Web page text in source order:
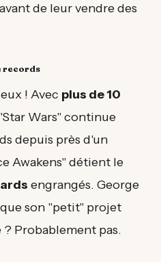
de leur vendre des
records
! Avec plus de 10
Wars" continue
depuis près d'un
Awakens" détient le
engrangés. George
son "petit" projet
Probablement pas.